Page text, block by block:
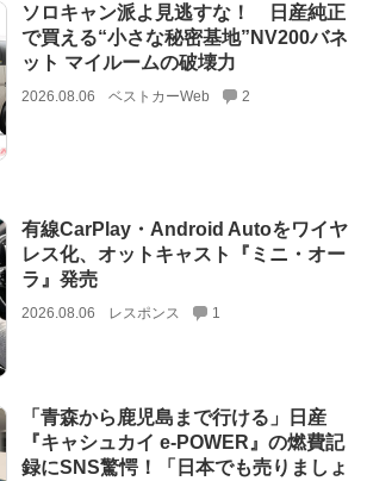
ソロキャン派よ見逃すな！ 日産純正
で買える“小さな秘密基地”NV200バネ
ット マイルームの破壊力
2026.08.06 ベストカーWeb 2
有線CarPlay・Android Autoをワイヤ
レス化、オットキャスト『ミニ・オー
ラ』発売
2026.08.06 レスポンス 1
「青森から鹿児島まで行ける」日産
『キャシュカイ e-POWER』の燃費記
録にSNS驚愕！「日本でも売りましょ